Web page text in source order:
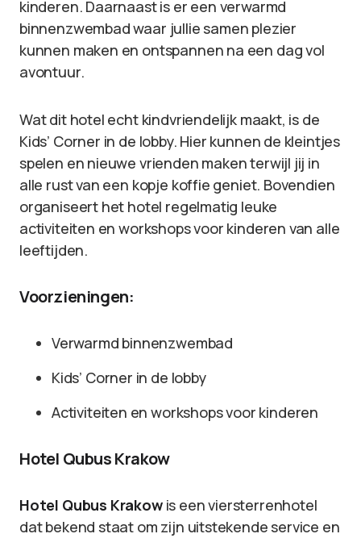
kinderen. Daarnaast is er een verwarmd
binnenzwembad waar jullie samen plezier
kunnen maken en ontspannen na een dag vol
avontuur.
Wat dit hotel echt kindvriendelijk maakt, is de
Kids’ Corner in de lobby. Hier kunnen de kleintjes
spelen en nieuwe vrienden maken terwijl jij in
alle rust van een kopje koffie geniet. Bovendien
organiseert het hotel regelmatig leuke
activiteiten en workshops voor kinderen van alle
leeftijden.
Voorzieningen:
Verwarmd binnenzwembad
Kids’ Corner in de lobby
Activiteiten en workshops voor kinderen
Hotel Qubus Krakow
Hotel Qubus Krakowis een viersterrenhotel
dat bekend staat om zijn uitstekende service en